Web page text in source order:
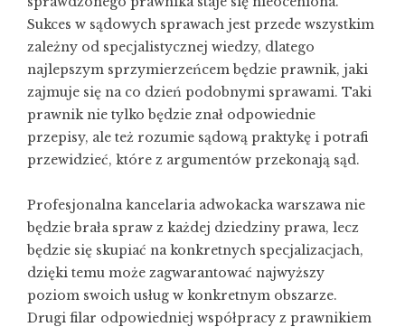
Sukces w sądowych sprawach jest przede wszystkim
zależny od specjalistycznej wiedzy, dlatego
najlepszym sprzymierzeńcem będzie prawnik, jaki
zajmuje się na co dzień podobnymi sprawami. Taki
prawnik nie tylko będzie znał odpowiednie
przepisy, ale też rozumie sądową praktykę i potrafi
przewidzieć, które z argumentów przekonają sąd.
Profesjonalna kancelaria adwokacka warszawa nie
będzie brała spraw z każdej dziedziny prawa, lecz
będzie się skupiać na konkretnych specjalizacjach,
dzięki temu może zagwarantować najwyższy
poziom swoich usług w konkretnym obszarze.
Drugi filar odpowiedniej współpracy z prawnikiem